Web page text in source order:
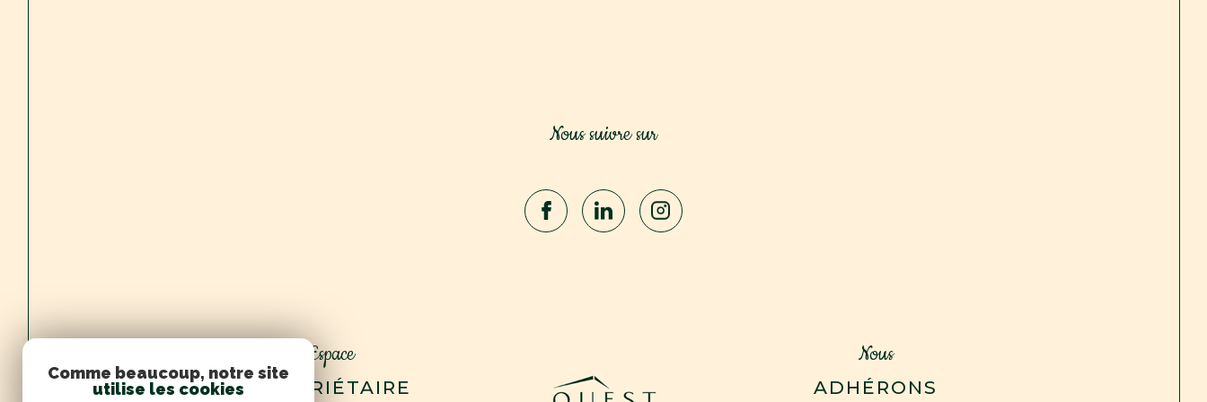
Nous suivre sur
Espace
PROPRIÉTAIRE
Nous
ADHÉRONS
Comme beaucoup, notre site
utilise les cookies